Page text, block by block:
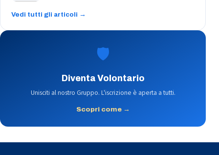
Vedi tutti gli articoli →
🛡️
Diventa Volontario
Unisciti al nostro Gruppo. L'iscrizione è aperta a tutti.
Scopri come →